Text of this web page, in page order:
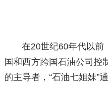
在20世纪60年代以前
国和西方跨国石油公司控
的主导者，“石油七姐妹”